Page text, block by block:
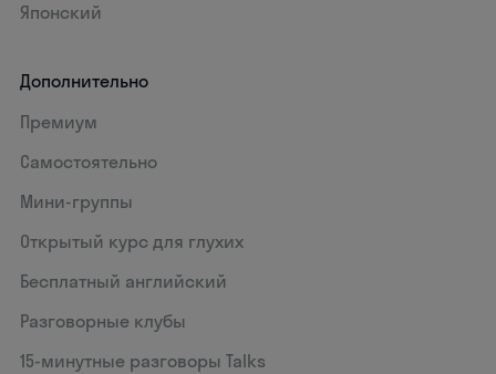
Японский
Дополнительно
Премиум
Самостоятельно
Мини-группы
Открытый курс для глухих
Бесплатный английский
Разговорные клубы
15‑минутные разговоры Talks